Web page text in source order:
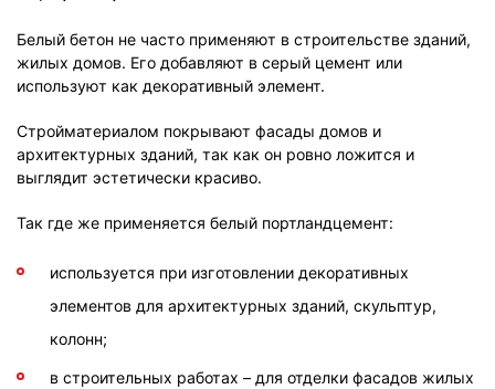
Белый бетон не часто применяют в строительстве зданий,
жилых домов. Его добавляют в серый цемент или
используют как декоративный элемент.
Стройматериалом покрывают фасады домов и
архитектурных зданий, так как он ровно ложится и
выглядит эстетически красиво.
Так где же применяется белый портландцемент:
используется при изготовлении декоративных
элементов для архитектурных зданий, скульптур,
колонн;
в строительных работах – для отделки фасадов жилых